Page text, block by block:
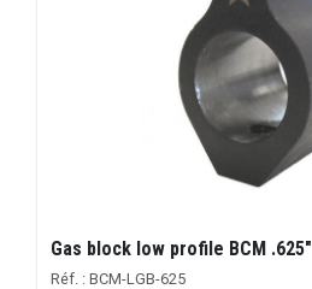
Gas block low profile BCM .625"
Réf. : BCM-LGB-625